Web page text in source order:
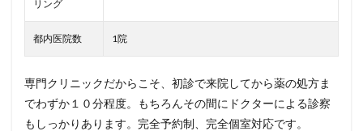
リング
都内医院数 1院
専門クリニックだからこそ、初診で来院してから薬の処方ま
でわずか１０分程度。もちろんその間にドクターによる診察
もしっかりあります。完全予約制、完全個室対応です。